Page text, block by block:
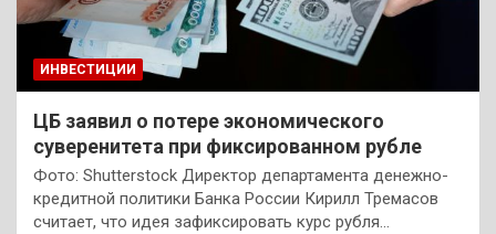
ИНВЕСТИЦИИ
ЦБ заявил о потере экономического
суверенитета при фиксированном рубле
Фото: Shutterstock Директор департамента денежно-
кредитной политики Банка России Кирилл Тремасов
считает, что идея зафиксировать курс рубля…